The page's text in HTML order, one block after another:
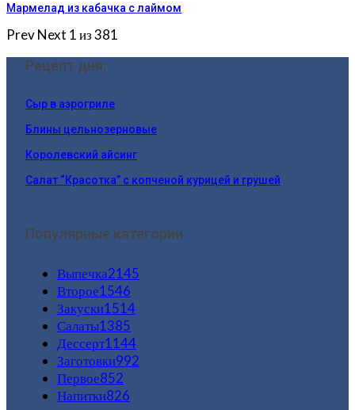
Мармелад из кабачка с лаймом
PrevNext 1 из 381
Рецепт дня:
Сыр в аэрогриле
Блины цельнозерновые
Королевский айсинг
Салат “Красотка” с копченой курицей и грушей
Популярные категории
Выпечка2145
Второе1546
Закуски1514
Салаты1385
Дессерт1144
Заготовки992
Первое852
Напитки826